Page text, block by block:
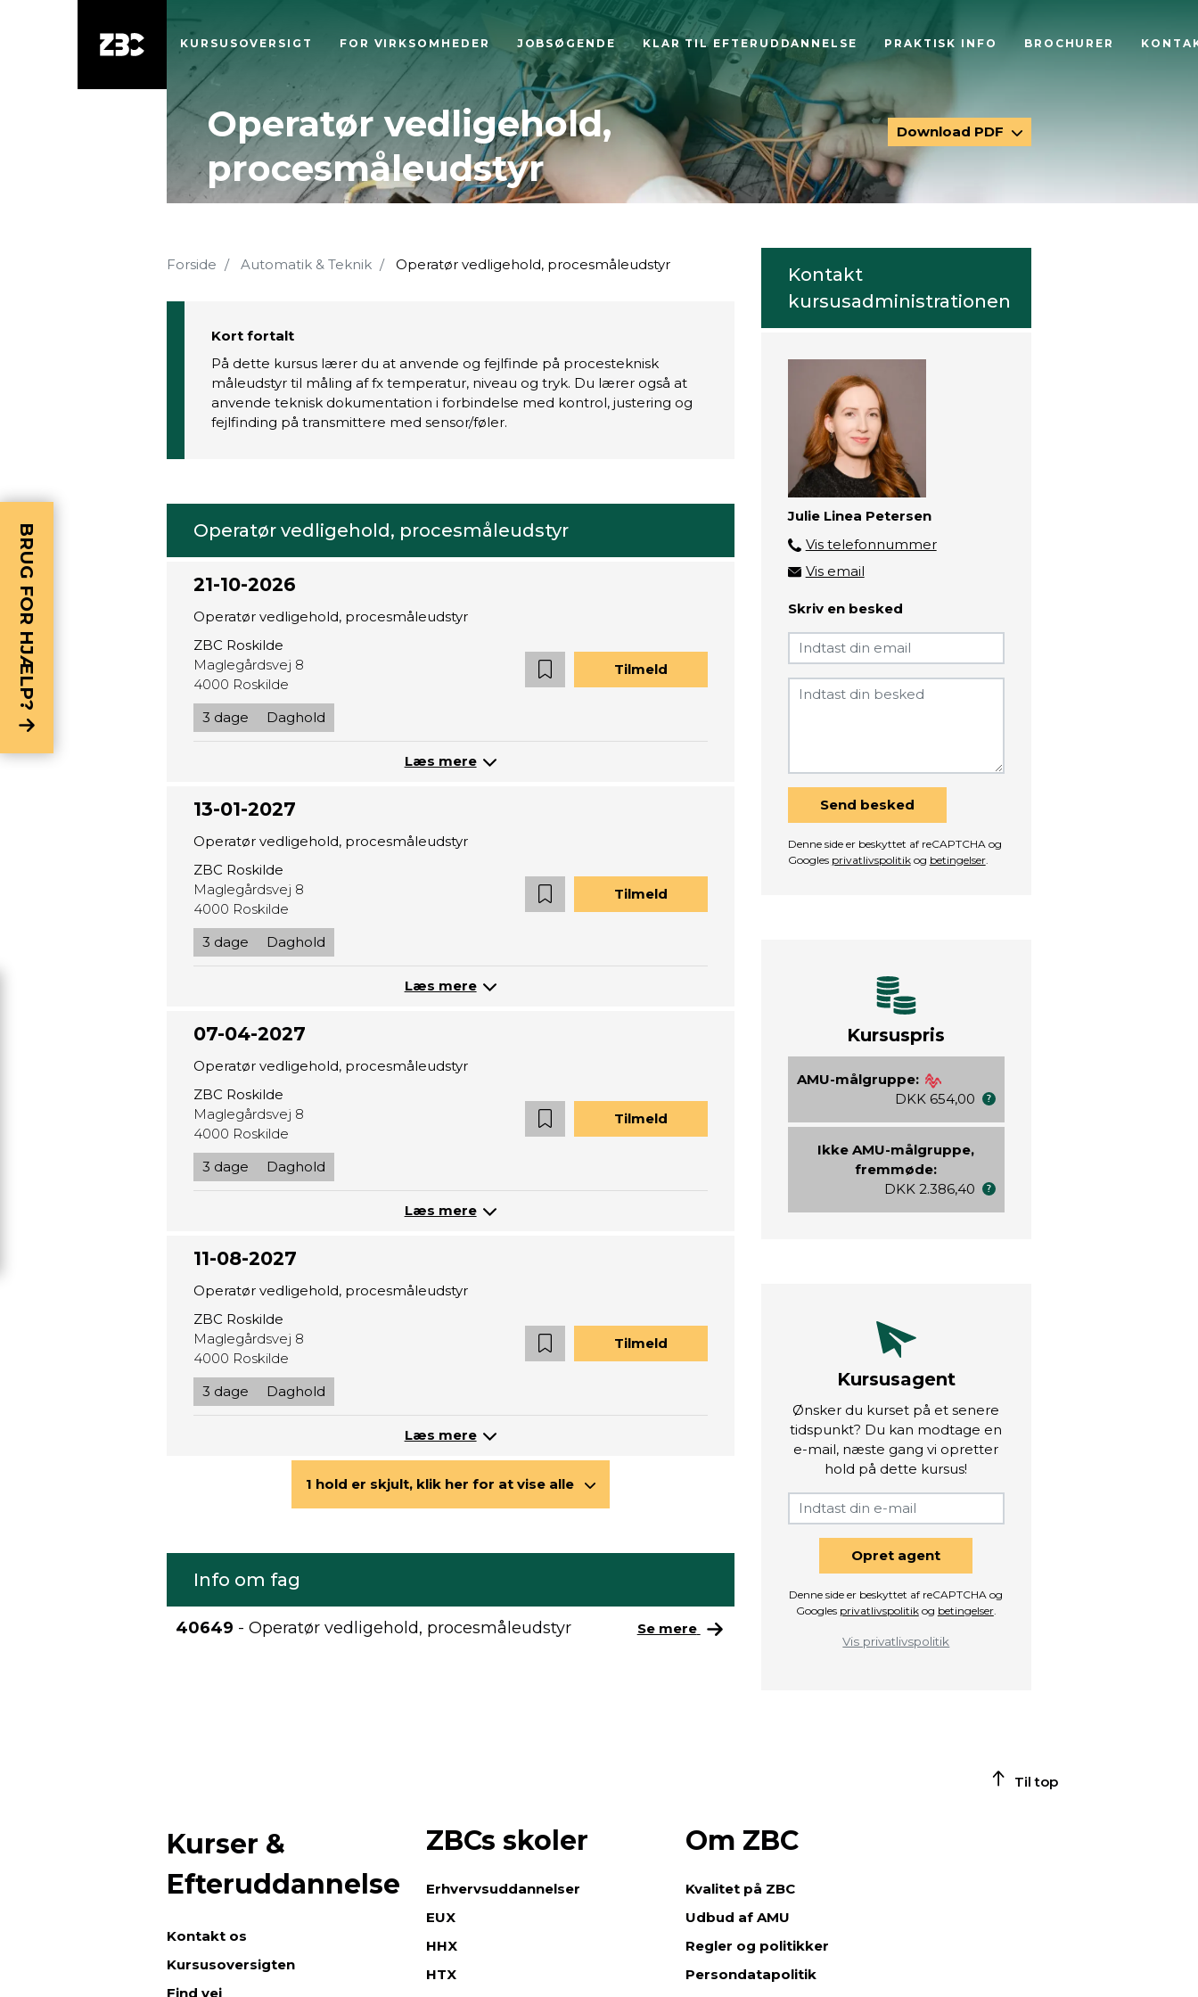
KURSUSOVERSIGT FOR VIRKSOMHEDER JOBSØGENDE KLAR TIL EFTERUDDANNELSE PRAKTISK INFO BROCHURER
Operatør vedligehold,
procesmåleudstyr
Download PDF
Forside Automatik & Teknik Operatør vedligehold, procesmåleudstyr
Kort fortalt
På dette kursus lærer du at anvende og fejlfinde på procesteknisk
måleudstyr til måling af fx temperatur, niveau og tryk. Du lærer også at
anvende teknisk dokumentation i forbindelse med kontrol, justering og
fejlfinding på transmittere med sensor/føler.
Operatør vedligehold, procesmåleudstyr
21-10-2026
Operatør vedligehold, procesmåleudstyr
ZBC Roskilde
Maglegårdsvej 8
4000 Roskilde
3 dage
Daghold
Tilmeld
Læs mere
13-01-2027
Operatør vedligehold, procesmåleudstyr
ZBC Roskilde
Maglegårdsvej 8
4000 Roskilde
3 dage
Daghold
Tilmeld
Læs mere
07-04-2027
Operatør vedligehold, procesmåleudstyr
ZBC Roskilde
Maglegårdsvej 8
4000 Roskilde
3 dage
Daghold
Tilmeld
Læs mere
11-08-2027
Operatør vedligehold, procesmåleudstyr
ZBC Roskilde
Maglegårdsvej 8
4000 Roskilde
3 dage
Daghold
Tilmeld
Læs mere
1 hold er skjult, klik her for at vise alle
Info om fag
40649 - Operatør vedligehold, procesmåleudstyr Se mere
Kontakt
kursusadministrationen
Julie Linea Petersen
Vis telefonnummer
3193 5663
Vis email
jpe@zbc.dk
Skriv en besked
Send besked
Denne side er beskyttet af reCAPTCHA og
Googles privatlivspolitikog betingelser.
Kursuspris
AMU-målgruppe:
DKK 654,00
Ikke AMU-målgruppe,
fremmøde:
DKK 2.386,40
Kursusagent
Ønsker du kurset på et senere
tidspunkt? Du kan modtage en
e-mail, næste gang vi opretter
hold på dette kursus!
Opret agent
Denne side er beskyttet af reCAPTCHA og
Googles privatlivspolitikog betingelser.
Vis privatlivspolitik
BRUG FOR HJÆLP?
Til top
Kurser &
Efteruddannelse
Kontakt os
Kursusoversigten
Find vej
ZBCs skoler
Erhvervsuddannelser
EUX
HHX
HTX
Om ZBC
Kvalitet på ZBC
Udbud af AMU
Regler og politikker
Persondatapolitik